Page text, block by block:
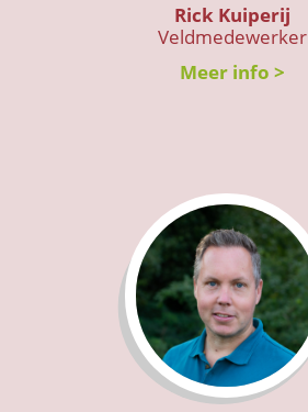
Rick Kuiperij
Veldmedewerker
Meer info >